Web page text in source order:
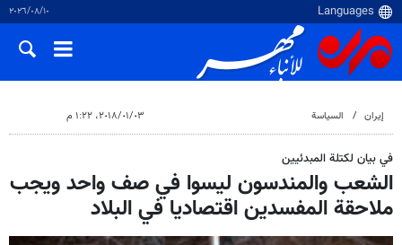
١٠‏/٠٨‏/٢٠٢٦
إيران السياسة ٠٣‏/٠١‏/٢٠١٨، ١:٢٢ م
في بيان لكتلة المبدئيين
الشعب والمندسون ليسوا في صف واحد ويجب
ملاحقة المفسدين اقتصاديا في البلاد